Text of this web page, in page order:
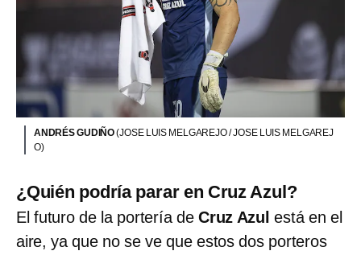
ANDRÉS GUDIÑO(JOSE LUIS MELGAREJO / JOSE LUIS MELGAREJ
O)
¿Quién podría parar en Cruz Azul?
El futuro de la portería de Cruz Azulestá en el
aire, ya que no se ve que estos dos porteros